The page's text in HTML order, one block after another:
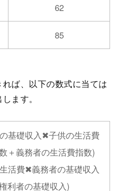
62
85
ば、以下の数式に当ては
ます。
基礎収入✖子供の生活費
＋義務者の生活費指数)
活費✖義務者の基礎収入
利者の基礎収入)